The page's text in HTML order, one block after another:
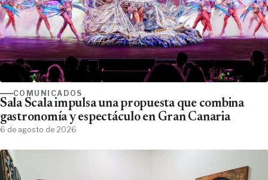
COMUNICADOS
Sala Scala impulsa una propuesta que combina
gastronomía y espectáculo en Gran Canaria
6 de agosto de 2026